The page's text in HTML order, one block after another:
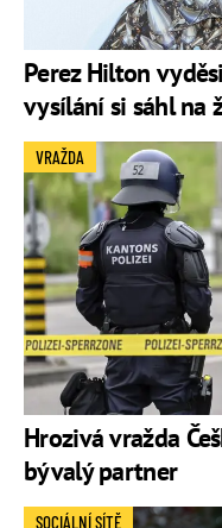
Perez Hilton
vysílání si sáhl na
Hrozivá vražda
bývalý partner
VRAŽDA
SOCIÁLNÍ SÍTĚ